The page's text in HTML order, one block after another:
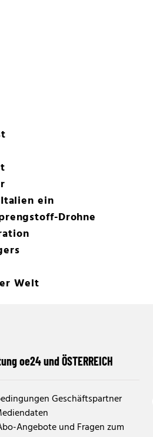
ein
Drohne
Welt
oe24 und ÖSTERREICH
Geschäftspartner
Angebote und Fragen zum